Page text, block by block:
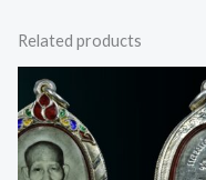
Related products